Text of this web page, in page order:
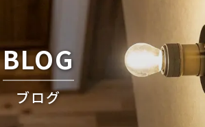
BLOG
ブログ